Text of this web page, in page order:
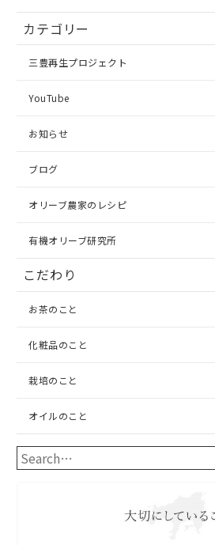
カテゴリー
三豊再生プロジェクト
YouTube
お知らせ
ブログ
オリーブ農家のレシピ
有機オリーブ研究所
こだわり
お茶のこと
化粧品のこと
栽培のこと
オイルのこと